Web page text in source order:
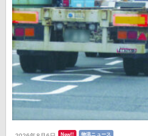
New!! 物流ニュース